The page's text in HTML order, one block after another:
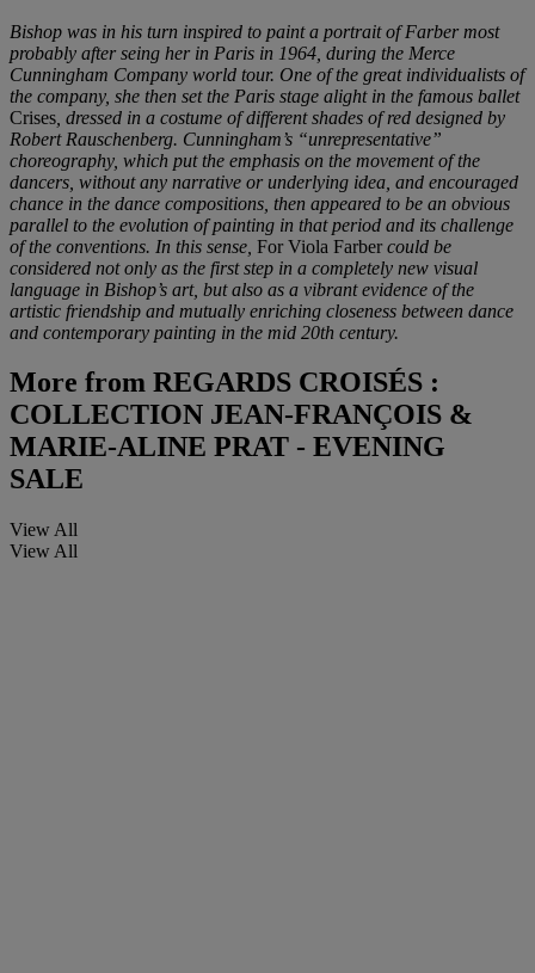
Bishop was in his turn inspired to paint a portrait of Farber most
probably after seing her in Paris in 1964, during the Merce
Cunningham Company world tour. One of the great individualists of
the company, she then set the Paris stage alight in the famous ballet
Crises , dressed in a costume of different shades of red designed by
Robert Rauschenberg. Cunningham’s “unrepresentative”
choreography, which put the emphasis on the movement of the
dancers, without any narrative or underlying idea, and encouraged
chance in the dance compositions, then appeared to be an obvious
parallel to the evolution of painting in that period and its challenge
of the conventions. In this sense, For Viola Farbercould be
considered not only as the first step in a completely new visual
language in Bishop’s art, but also as a vibrant evidence of the
artistic friendship and mutually enriching closeness between dance
and contemporary painting in the mid 20th century.
More from REGARDS CROISÉS :
COLLECTION JEAN-FRANÇOIS &
MARIE-ALINE PRAT - EVENING
SALE
View All
View All